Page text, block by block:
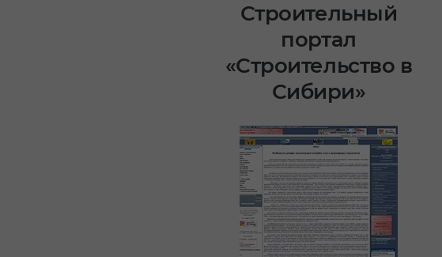
Строительный
портал
«Строительство в
Сибири»